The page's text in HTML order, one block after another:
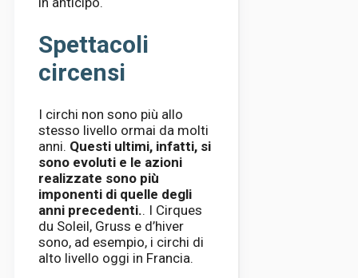
Spettacoli
circensi
I circhi non sono più allo
stesso livello ormai da molti
anni. Questi ultimi, infatti, si
sono evoluti e le azioni
realizzate sono più
imponenti di quelle degli
anni precedenti.. I Cirques
du Soleil, Gruss e d’hiver
sono, ad esempio, i circhi di
alto livello oggi in Francia.